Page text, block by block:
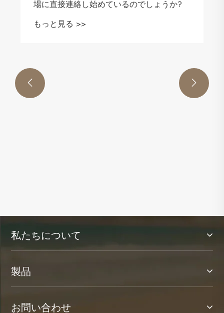
場に直接連絡し始めているのでしょうか?
もっと見る >>
 
私たちについて
製品
お問い合わせ